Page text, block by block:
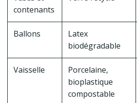
contenants
Ballons
Latex
biodégradable
Vaisselle
Porcelaine,
bioplastique
compostable